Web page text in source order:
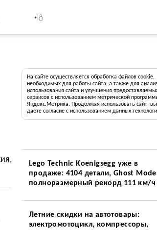
+18
На сайте осуществляется обработка файлов cookie,
необходимых для работы сайта, а также для
использования сайта и улучшения
сервисов с использованием метрической
Яндекс.Метрика. Продолжая использовать сайт, вы
даете согласие с использованием данных
Lego Technic Koenigsegg уже в
продаже: 4104 детали, Ghost
полноразмерный рекорд 111 км/ч
Летние скидки на автотовары:
электромотоцикл, компрессоры,